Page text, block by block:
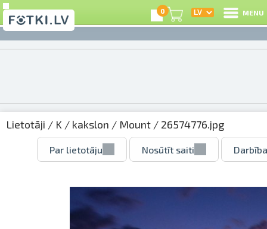
0 MENU
Lietotāji / K / kakslon / Mount / 26574776.jpg
Par lietotāju Nosūtīt saiti